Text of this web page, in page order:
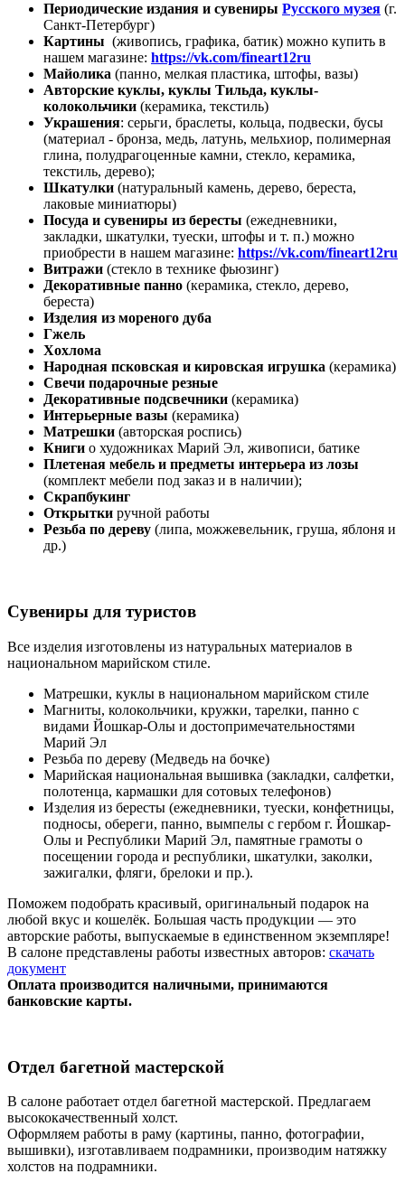
Периодические издания и сувениры Русского музея (г.
Санкт-Петербург)
Картины (живопись, графика, батик) можно купить в
нашем магазине: https://vk.com/fineart12ru
Майолика (панно, мелкая пластика, штофы, вазы)
Авторские куклы, куклы Тильда, куклы-
колокольчики (керамика, текстиль)
Украшения: серьги, браслеты, кольца, подвески, бусы
(материал - бронза, медь, латунь, мельхиор, полимерная
глина, полудрагоценные камни, стекло, керамика,
текстиль, дерево);
Шкатулки (натуральный камень, дерево, береста,
лаковые миниатюры)
Посуда и сувениры из бересты (ежедневники,
закладки, шкатулки, туески, штофы и т. п.) можно
приобрести в нашем магазине: https://vk.com/fineart12ru
Витражи (стекло в технике фьюзинг)
Декоративные панно (керамика, стекло, дерево,
береста)
Изделия из мореного дуба
Гжель
Хохлома
Народная псковская и кировская игрушка (керамика)
Свечи подарочные резные
Декоративные подсвечники (керамика)
Интерьерные вазы (керамика)
Матрешки (авторская роспись)
Книги о художниках Марий Эл, живописи, батике
Плетеная мебель и предметы интерьера из лозы
(комплект мебели под заказ и в наличии);
Скрапбукинг
Открытки ручной работы
Резьба по дереву (липа, можжевельник, груша, яблоня и
др.)
Сувениры для туристов
Все изделия изготовлены из натуральных материалов в
национальном марийском стиле.
Матрешки, куклы в национальном марийском стиле
Магниты, колокольчики, кружки, тарелки, панно с
видами Йошкар-Олы и достопримечательностями
Марий Эл
Резьба по дереву (Медведь на бочке)
Марийская национальная вышивка (закладки, салфетки,
полотенца, кармашки для сотовых телефонов)
Изделия из бересты (ежедневники, туески, конфетницы,
подносы, обереги, панно, вымпелы с гербом г. Йошкар-
Олы и Республики Марий Эл, памятные грамоты о
посещении города и республики, шкатулки, заколки,
зажигалки, фляги, брелоки и пр.).
Поможем подобрать красивый, оригинальный подарок на
любой вкус и кошелёк. Большая часть продукции — это
авторские работы, выпускаемые в единственном экземпляре!
В салоне представлены работы известных авторов: скачать
документ
Оплата производится наличными, принимаются
банковские карты.
Отдел багетной мастерской
В салоне работает отдел багетной мастерской. Предлагаем
высококачественный холст.
Оформляем работы в раму (картины, панно, фотографии,
вышивки), изготавливаем подрамники, производим натяжку
холстов на подрамники.